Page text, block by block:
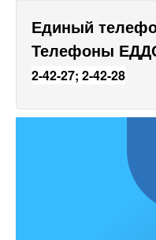
Единый
Телефоны
2-42-27; 2-42-28